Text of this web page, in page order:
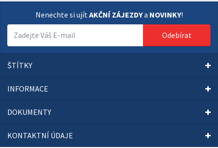
Nenechte si ujít AKČNÍ ZÁJEZDYa NOVINKY!
Odebírat
ŠTÍTKY
INFORMACE
DOKUMENTY
KONTAKTNÍ ÚDAJE